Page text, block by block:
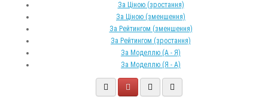
За Ціною (зростання)
За Ціною (зменшення)
За Рейтингом (зменшення)
За Рейтингом (зростання)
За Моделлю (A - Я)
За Моделлю (Я - A)